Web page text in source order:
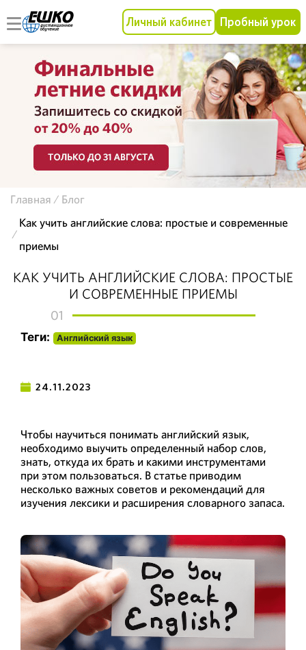
Личный кабинет Пробный урок
Главная
Блог
Как учить английские слова: простые и современные
приемы
КАК УЧИТЬ АНГЛИЙСКИЕ СЛОВА: ПРОСТЫЕ
И СОВРЕМЕННЫЕ ПРИЕМЫ
01
Теги: Английский язык
24.11.2023
Чтобы научиться понимать английский язык,
необходимо выучить определенный набор слов,
знать, откуда их брать и какими инструментами
при этом пользоваться. В статье приводим
несколько важных советов и рекомендаций для
изучения лексики и расширения словарного запаса.